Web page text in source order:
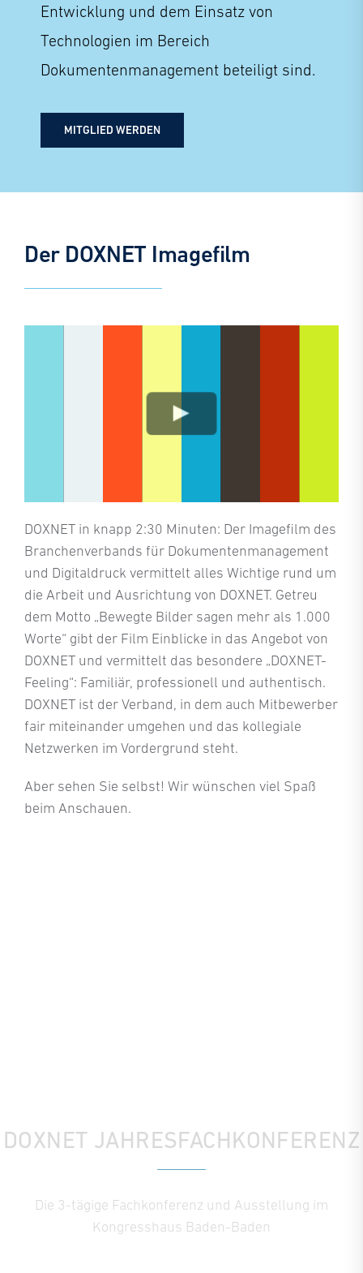
Entwicklung und dem Einsatz von
Technologien im Bereich
Dokumentenmanagement beteiligt sind.
MITGLIED WERDEN
Der DOXNET Imagefilm
DOXNET in knapp 2:30 Minuten: Der Imagefilm des
Branchenverbands für Dokumentenmanagement
und Digitaldruck vermittelt alles Wichtige rund um
die Arbeit und Ausrichtung von DOXNET. Getreu
dem Motto „Bewegte Bilder sagen mehr als 1.000
Worte“ gibt der Film Einblicke in das Angebot von
DOXNET und vermittelt das besondere „DOXNET-
Feeling“: Familiär, professionell und authentisch.
DOXNET ist der Verband, in dem auch Mitbewerber
fair miteinander umgehen und das kollegiale
Netzwerken im Vordergrund steht.
Aber sehen Sie selbst! Wir wünschen viel Spaß
beim Anschauen.
DOXNET JAHRESFACHKONFERENZ
Die 3-tägige Fachkonferenz und Ausstellung im
Kongresshaus Baden-Baden